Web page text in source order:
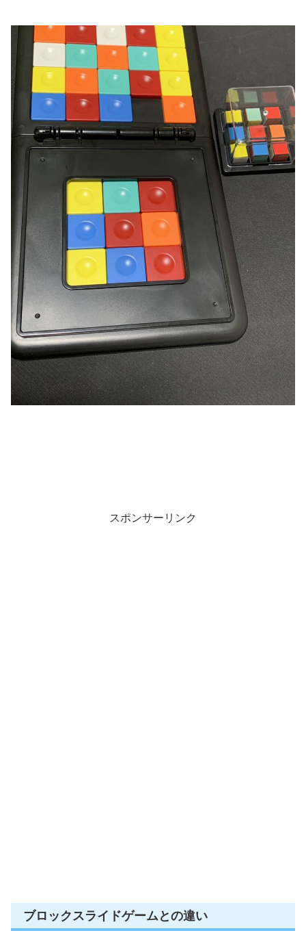
スポンサーリンク
ブロックスライドゲームとの違い